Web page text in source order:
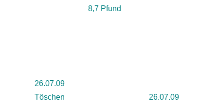
8,7 Pfund
26.07.09
Töschen
26.07.09